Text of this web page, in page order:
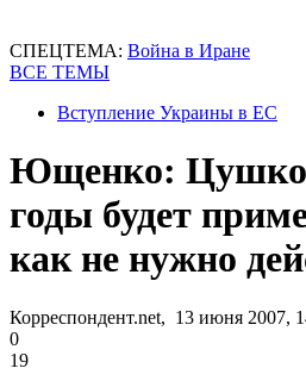
СПЕЦТЕМА: Война в Иране
ВСЕ ТЕМЫ
Вступление Украины в ЕС
Ющенко: Цушко
годы будет
как не нужно
Корреспондент.net, 13 июня 2007,
0
19